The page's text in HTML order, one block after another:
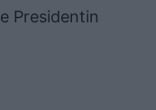
Presidentin